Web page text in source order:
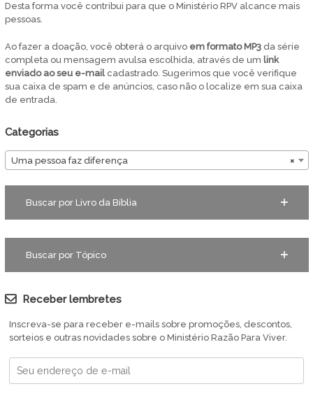
Desta forma você contribui para que o Ministério RPV alcance mais
pessoas.
Ao fazer a doação, você obterá o arquivo em formato MP3da série
completa ou mensagem avulsa escolhida, através de um link
enviado ao seu e-mailcadastrado. Sugerimos que você verifique
sua caixa de spam e de anúncios, caso não o localize em sua caixa
de entrada.
Categorias
×
Uma pessoa faz diferença
Buscar por Livro da Bíblia
Buscar por Tópico
Receber lembretes
Inscreva-se para receber e-mails sobre promoções, descontos,
sorteios e outras novidades sobre o Ministério Razão Para Viver.